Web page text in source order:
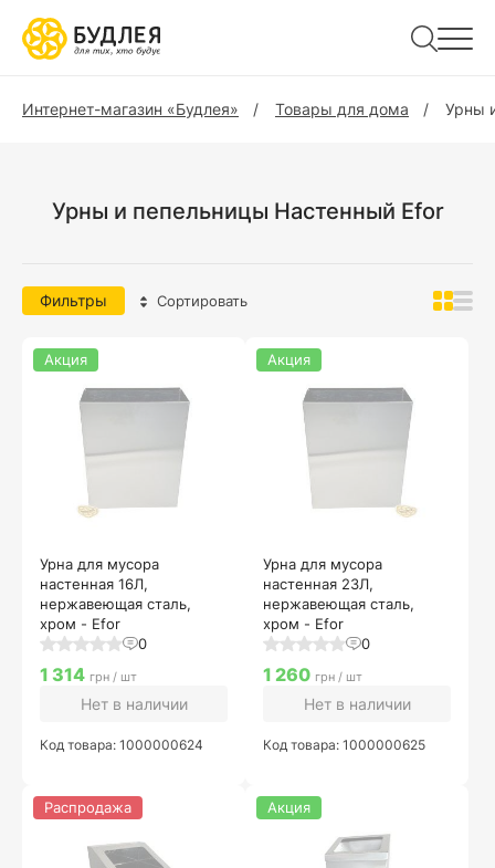
Интернет-магазин «Будлея» Товары для дома Урны
Урны и пепельницы Настенный Efor
Фильтры Сортировать
Урна для мусора
настенная 16Л,
нержавеющая сталь,
хром - Efor
0
Акция
1 314 грн / шт
Нет в наличии
Код товара: 1000000624
Урна для мусора
настенная 23Л,
нержавеющая сталь,
хром - Efor
0
Акция
1 260 грн / шт
Нет в наличии
Код товара: 1000000625
Распродажа Акция